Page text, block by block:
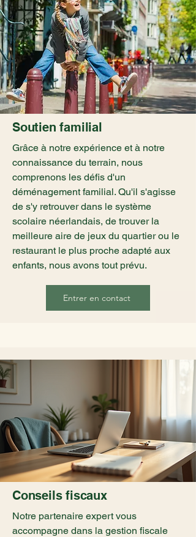
Soutien familial
Grâce à notre expérience et à notre
connaissance du terrain, nous
comprenons les défis d'un
déménagement familial. Qu'il s'agisse
de s'y retrouver dans le système
scolaire néerlandais, de trouver la
meilleure aire de jeux du quartier ou le
restaurant le plus proche adapté aux
enfants, nous avons tout prévu.
Entrer en contact
Conseils fiscaux
Notre partenaire expert vous
accompagne dans la gestion fiscale